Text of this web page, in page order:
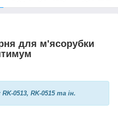
для м'ясорубки
0513, RK-0515 та ін.